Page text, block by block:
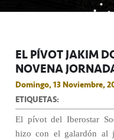
EL PÍVOT JAKIM
NOVENA
Domingo, 13 Noviembre,
ETIQUETAS:
El pívot del Iberostar
hizo con el galardón al